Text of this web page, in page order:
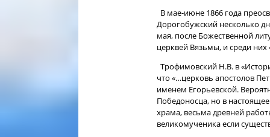
В мае-июне 1866 года
Дорогобужский несколько
мая, после Божественной
церквей Вязьмы, и среди
Трофимовский Н.В. в
что «…церковь апостолов
именем Егорьевской.
Победоносца, но в
храма, весьма древней
великомученика если